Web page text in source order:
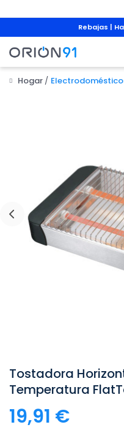
Rebajas |
Hogar
Tostadora
Temperatura
19,91 €